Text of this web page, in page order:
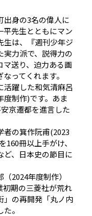
出身の3名の偉人に
平先生とともにマン
生は、『週刊少年ジ
実力派で、説得力の
マ送り、迫力ある画
ってくれます。
活躍した和気清麻呂
度制作)です。あま
京遷都を進言した
者の箕作阮甫(2023
冊以上手がけ、
ど、日本史の節目に
2024年度制作）
初期の三菱社が荒れ
」の再開発「丸ノ内
。